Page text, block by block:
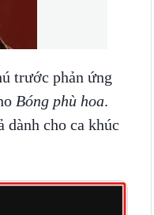
trước phản ứng
Bóng phù hoa.
dành cho ca khúc